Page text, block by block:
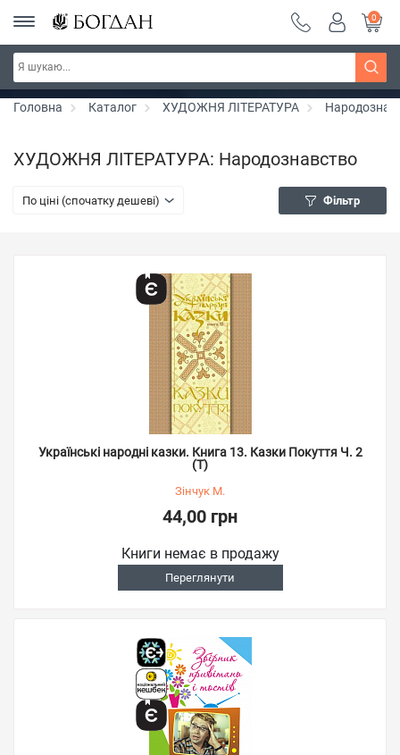
РОЗПРОДАЖ ~ 150 грн ~ 200 грн ~ 250 грн ~
300 грн ~ РОЗПРОДАЖ
Дізнатись більше
0
Головна Каталог ХУДОЖНЯ ЛІТЕРАТУРА
ХУДОЖНЯ ЛІТЕРАТУРА: Народознавство
По ціні (спочатку дешеві) Фільтр
Українські народні казки. Книга 13. Казки Покуття Ч. 2
(Т)
Зінчук М.
44,00 грн
Книги немає в продажу
Переглянути